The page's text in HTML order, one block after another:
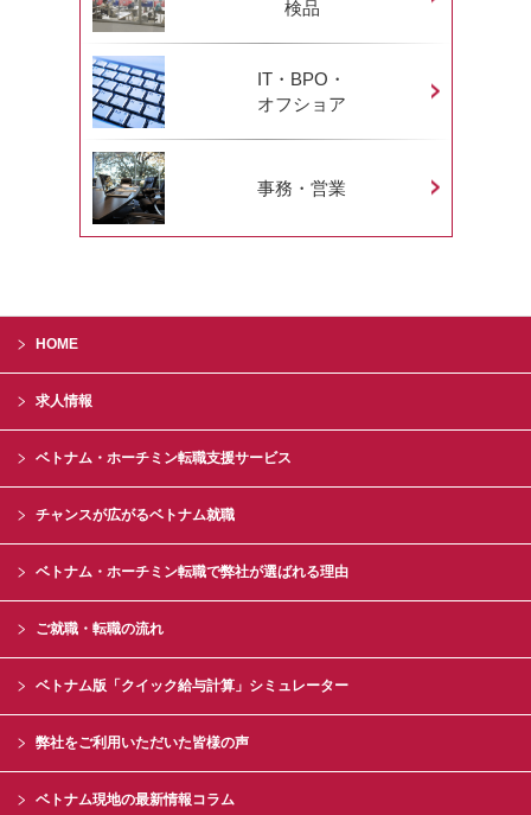
検品
IT・BPO・
オフショア
事務・営業
HOME
求人情報
ベトナム・ホーチミン転職支援サービス
チャンスが広がるベトナム就職
ベトナム・ホーチミン転職で弊社が選ばれる理由
ご就職・転職の流れ
ベトナム版「クイック給与計算」シミュレーター
弊社をご利用いただいた皆様の声
ベトナム現地の最新情報コラム